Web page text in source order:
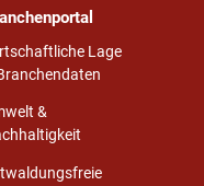
Lage
&